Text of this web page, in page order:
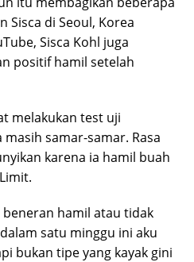
Sisca di Seoul, Korea
Sisca Kohl juga
positif hamil setelah
melakukan test uji
samar-samar. Rasa
karena ia hamil buah
beneran hamil atau tidak
satu minggu ini aku
bukan tipe yang kayak gini